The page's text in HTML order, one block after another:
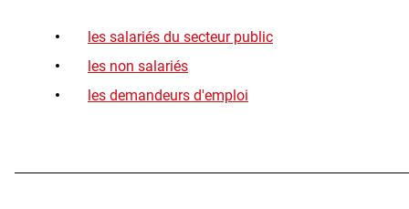
les salariés du secteur public
les non salariés
les demandeurs d'emploi